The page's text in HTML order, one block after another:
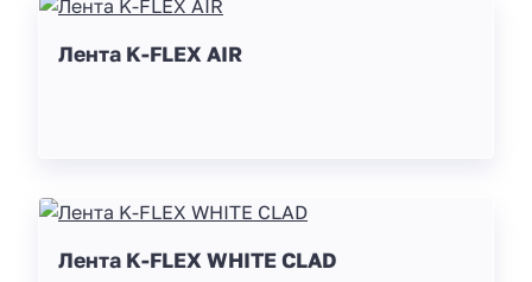
Лента K-FLEX AIR
Лента K-FLEX WHITE CLAD